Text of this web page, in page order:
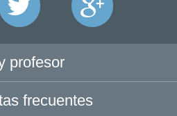
profesor
frecuentes